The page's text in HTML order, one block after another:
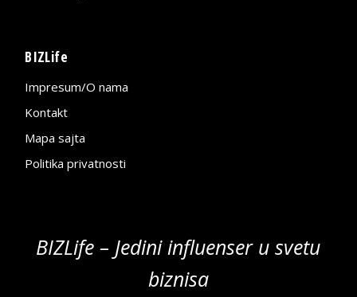
BIZLife
Impresum/O nama
Kontakt
Mapa sajta
Politika privatnosti
BIZLife – Jedini influenser u svetu
biznisa